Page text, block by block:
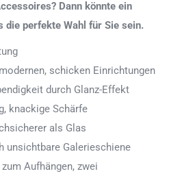
Dann könnte ein
perfekte Wahl für Sie sein.
schicken Einrichtungen
durch Glanz-Effekt
knackige Schärfe
als Glas
unsichtbare Galerieschiene
Aufhängen, zwei